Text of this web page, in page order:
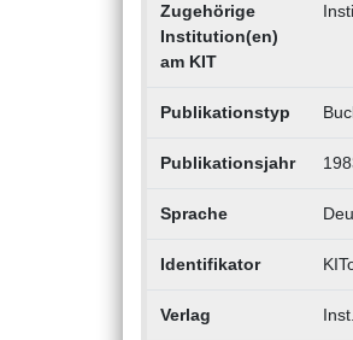
Zugehörige
Institution(en)
am KIT
Publikationstyp
Publikationsjahr
Sprache
Identifikator
Verlag